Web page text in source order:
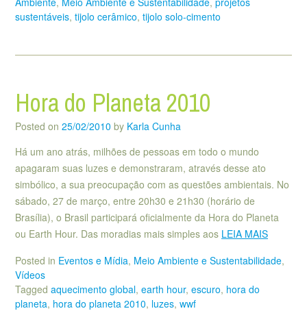
sustentáveis, tijolo cerâmico, tijolo solo-cimento
Hora do Planeta 2010
Posted on 25/02/2010 by Karla Cunha
Há um ano atrás, milhões de pessoas em todo o mundo
apagaram suas luzes e demonstraram, através desse ato
simbólico, a sua preocupação com as questões ambientais. No
sábado, 27 de março, entre 20h30 e 21h30 (horário de
Brasília), o Brasil participará oficialmente da Hora do Planeta
ou Earth Hour. Das moradias mais simples aos LEIA MAIS
Posted in Eventos e Mídia, Meio Ambiente e Sustentabilidade,
Vídeos
Tagged aquecimento global, earth hour, escuro, hora do
planeta, hora do planeta 2010, luzes, wwf